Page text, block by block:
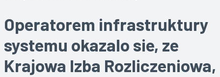
Operatorem infrastruktury
systemu okazalo sie, ze
Krajowa Izba Rozliczeniowa,